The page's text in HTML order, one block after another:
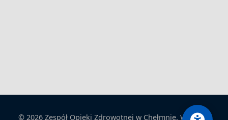
© 2026 Zespół Opieki Zdrowotnej w Chełmnie. Wszelkie